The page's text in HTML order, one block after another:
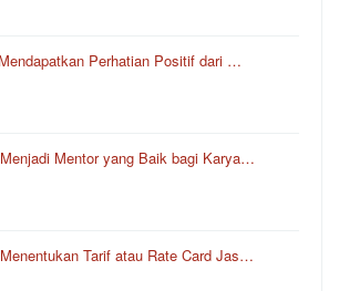
Perhatian Positif dari …
Mentor yang Baik bagi Karya…
Tarif atau Rate Card Jas…